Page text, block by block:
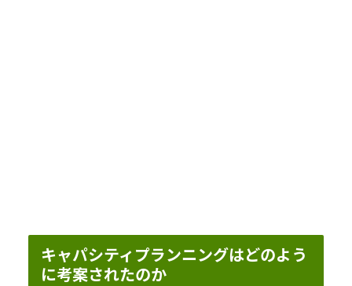
キャパシティプランニングはどのよう
に考案されたのか